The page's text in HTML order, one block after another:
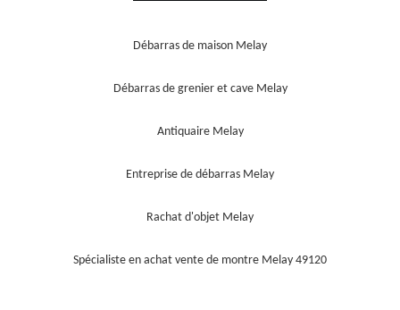
Débarras de maison Melay
Débarras de grenier et cave Melay
Antiquaire Melay
Entreprise de débarras Melay
Rachat d'objet Melay
Spécialiste en achat vente de montre Melay 49120